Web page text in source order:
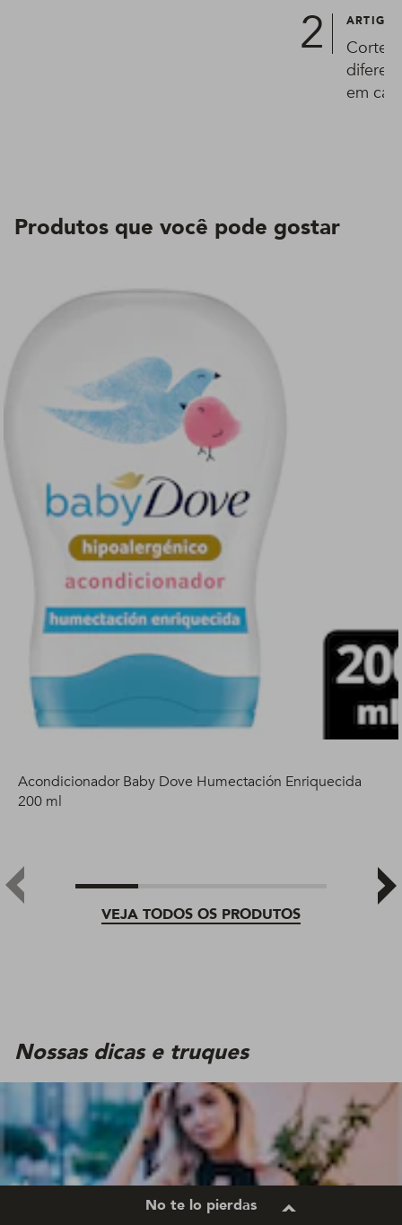
ARTIGO
Corte
em
Produtos que você pode gostar
VEJA TODOS OS PRODUTOS
Acondicionador Baby Dove Humectación Enriquecida
200 ml
Nossas dicas e truques
No te lo pierdas